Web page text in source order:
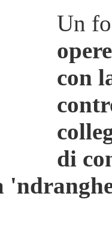
Un
con
di